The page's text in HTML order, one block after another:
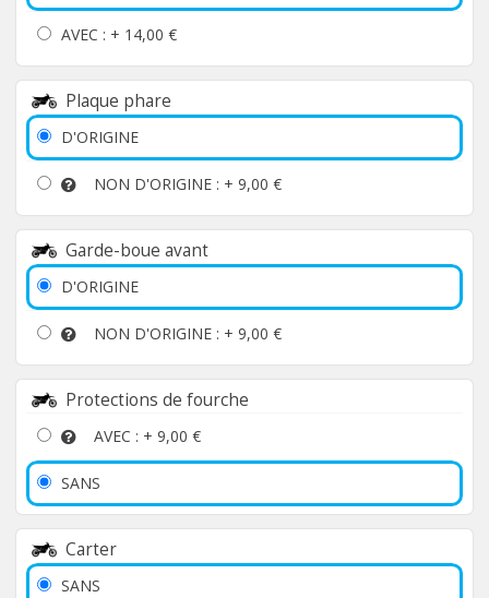
AVEC : + 14,00 €
Plaque phare
D'ORIGINE
NON D'ORIGINE : + 9,00 €
Garde-boue avant
D'ORIGINE
NON D'ORIGINE : + 9,00 €
Protections de fourche
AVEC : + 9,00 €
SANS
Carter
SANS